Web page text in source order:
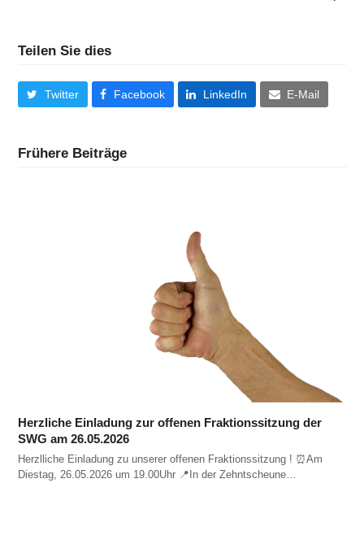
Teilen Sie dies
Twitter Facebook LinkedIn E-Mail
Frühere Beiträge
Herzliche Einladung zur offenen Fraktionssitzung der
SWG am 26.05.2026
Herzlliche Einladung zu unserer offenen Fraktionssitzung ! ⏰️Am
Diestag, 26.05.2026 um 19.00Uhr 📍In der Zehntscheune…